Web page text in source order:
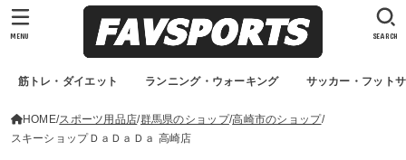
筋トレ・ダイエット ランニング・ウォーキング サッカー・フット
SEARCH
MENU
HOME スポーツ用品店 群馬県のショップ 高崎市のショップ
スキーショップＤａＤａＤａ 高崎店